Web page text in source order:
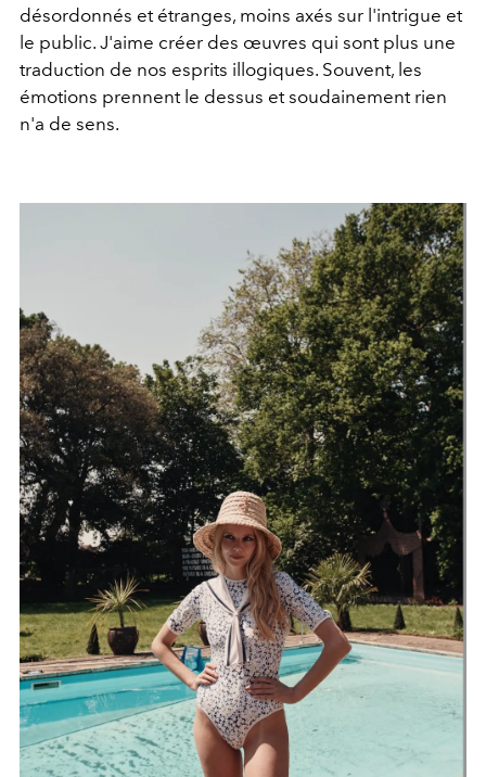
désordonnés et étranges, moins axés sur l'intrigue et
le public. J'aime créer des œuvres qui sont plus une
traduction de nos esprits illogiques. Souvent, les
émotions prennent le dessus et soudainement rien
n'a de sens.